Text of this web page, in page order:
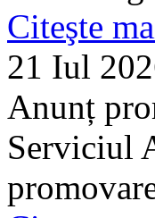
Citeşte
21 Iul
Anunț
Serviciul